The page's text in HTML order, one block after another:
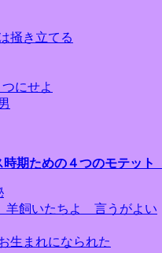
掻き立てる
にせよ
時期ための４つのモテット
羊飼いたちよ 言うがよい
生まれになられた